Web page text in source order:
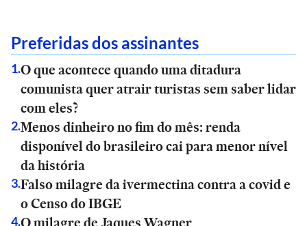
Preferidas dos assinantes
1.O que acontece quando uma ditadura
comunista quer atrair turistas sem saber lidar
com eles?
2.Menos dinheiro no fim do mês: renda
disponível do brasileiro cai para menor nível
da história
3.Falso milagre da ivermectina contra a covid e
o Censo do IBGE
4.